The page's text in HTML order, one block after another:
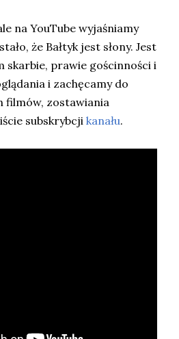
na YouTube wyjaśniamy
że Bałtyk jest słony. Jest
prawie gościnności i
i zachęcamy do
filmów, zostawiania
subskrybcji kanału.